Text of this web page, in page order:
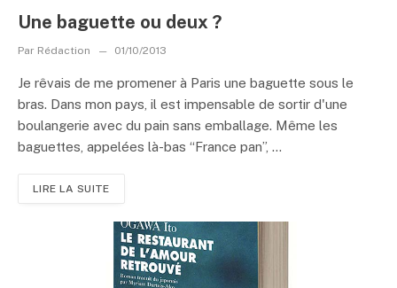
Une baguette ou deux ?
Par Rédaction 01/10/2013
Je rêvais de me promener à Paris une baguette sous le
bras. Dans mon pays, il est impensable de sortir d'une
boulangerie avec du pain sans emballage. Même les
baguettes, appelées là-bas “France pan”, ...
LIRE LA SUITE